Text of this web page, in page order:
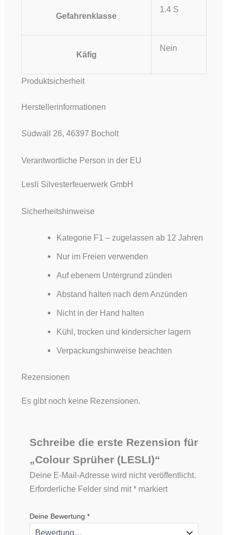
Gefahrenklasse
1.4 S
Käfig
Nein
Produktsicherheit
Herstellerinformationen
Südwall 26, 46397 Bocholt
Verantwortliche Person in der EU
Lesli Silvesterfeuerwerk GmbH
Sicherheitshinweise
Kategorie F1 – zugelassen ab 12 Jahren
Nur im Freien verwenden
Auf ebenem Untergrund zünden
Abstand halten nach dem Anzünden
Nicht in der Hand halten
Kühl, trocken und kindersicher lagern
Verpackungshinweise beachten
Rezensionen
Es gibt noch keine Rezensionen.
Schreibe die erste Rezension für
„Colour Sprüher (LESLI)“
Deine E-Mail-Adresse wird nicht veröffentlicht.
Erforderliche Felder sind mit* markiert
Deine Bewertung*